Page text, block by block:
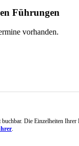
Führungen
vorhanden.
Die Einzelheiten Ihrer
.